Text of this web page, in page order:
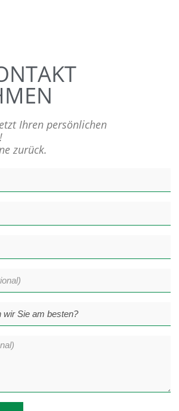
Ihren persönlichen
zurück.